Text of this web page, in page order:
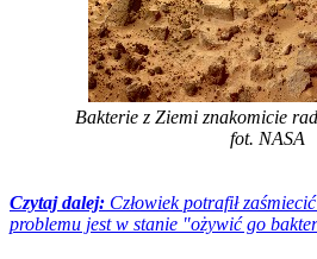
Bakterie z Ziemi znakomicie
fot. NASA
Czytaj dalej: Człowiek potrafił
problemu jest w stanie "ożywić go